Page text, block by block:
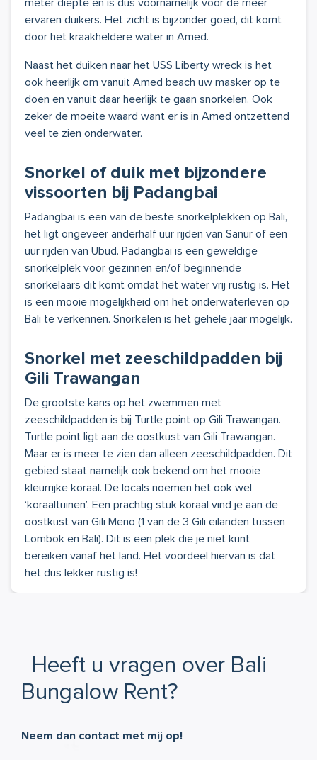
meter diepte en is dus voornamelijk voor de meer
ervaren duikers. Het zicht is bijzonder goed, dit komt
door het kraakheldere water in Amed.
Naast het duiken naar het USS Liberty wreck is het
ook heerlijk om vanuit Amed beach uw masker op te
doen en vanuit daar heerlijk te gaan snorkelen. Ook
zeker de moeite waard want er is in Amed ontzettend
veel te zien onderwater.
Snorkel of duik met bijzondere
vissoorten bij Padangbai
Padangbai is een van de beste snorkelplekken op Bali,
het ligt ongeveer anderhalf uur rijden van Sanur of een
uur rijden van Ubud. Padangbai is een geweldige
snorkelplek voor gezinnen en/of beginnende
snorkelaars dit komt omdat het water vrij rustig is. Het
is een mooie mogelijkheid om het onderwaterleven op
Bali te verkennen. Snorkelen is het gehele jaar mogelijk.
Snorkel met zeeschildpadden bij
Gili Trawangan
De grootste kans op het zwemmen met
zeeschildpadden is bij Turtle point op Gili Trawangan.
Turtle point ligt aan de oostkust van Gili Trawangan.
Maar er is meer te zien dan alleen zeeschildpadden. Dit
gebied staat namelijk ook bekend om het mooie
kleurrijke koraal. De locals noemen het ook wel
‘koraaltuinen’. Een prachtig stuk koraal vind je aan de
oostkust van Gili Meno (1 van de 3 Gili eilanden tussen
Lombok en Bali). Dit is een plek die je niet kunt
bereiken vanaf het land. Het voordeel hiervan is dat
het dus lekker rustig is!
Heeft u vragen over Bali
Bungalow Rent?
Neem dan contact met mij op!